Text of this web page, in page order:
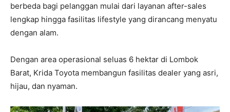
berbeda bagi pelanggan mulai dari layanan after-sales
lengkap hingga fasilitas lifestyle yang dirancang menyatu
dengan alam.
Dengan area operasional seluas 6 hektar di Lombok
Barat, Krida Toyota membangun fasilitas dealer yang asri,
hijau, dan nyaman.